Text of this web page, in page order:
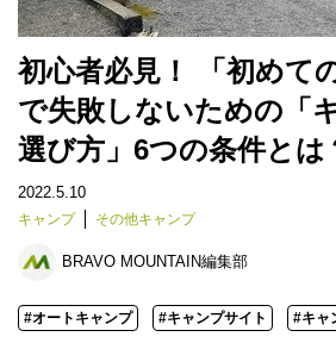
初心者必見！ 「初めて
で失敗しないための「
選び方」6つの条件とは
2022.5.10
キャンプ その他キャンプ
BRAVO MOUNTAIN編集部
#オートキャンプ #キャンプサイト #キャ